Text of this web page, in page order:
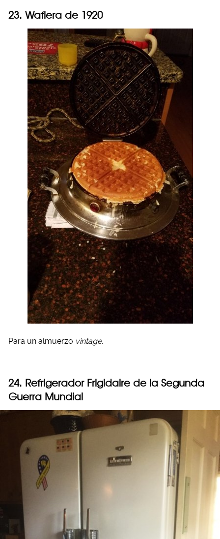
23. Waflera de 1920
Para un almuerzo vintage.
24. Refrigerador Frigidaire de la Segunda
Guerra Mundial